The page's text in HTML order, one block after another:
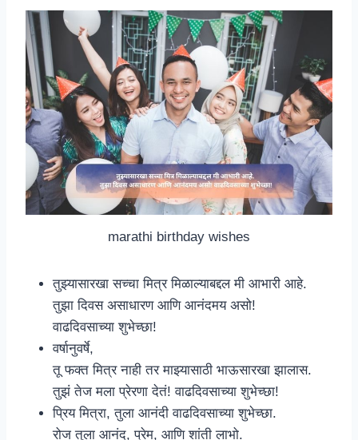
marathi birthday wishes
तुझ्यासारखा सच्चा मित्र मिळाल्याबद्दल मी आभारी आहे.
तुझा दिवस असाधारण आणि आनंदमय असो!
वाढदिवसाच्या शुभेच्छा!
वर्षानुवर्षे,
तू फक्त मित्र नाही तर माझ्यासाठी भाऊसारखा झालास.
तुझं तेज मला प्रेरणा देतं! वाढदिवसाच्या शुभेच्छा!
प्रिय मित्रा, तुला आनंदी वाढदिवसाच्या शुभेच्छा.
रोज तुला आनंद, प्रेम, आणि शांती लाभो.